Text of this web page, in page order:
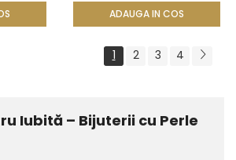
ADAUGA IN COS
1 2 3 4
Iubită – Bijuterii cu Perle